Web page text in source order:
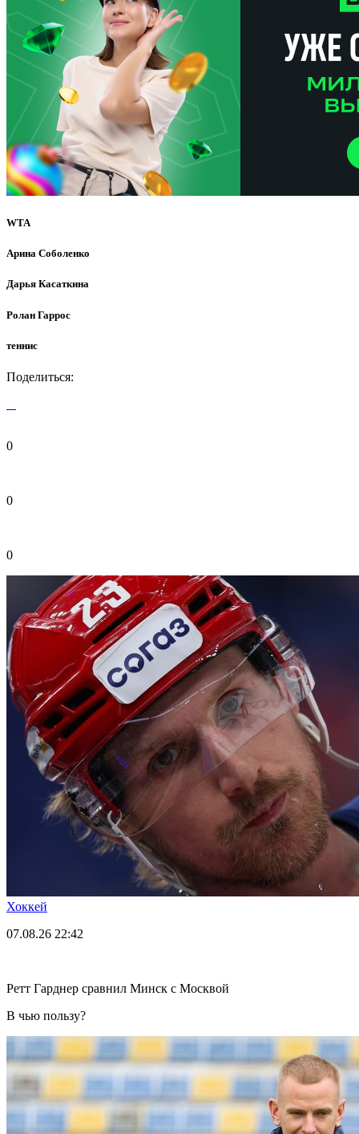
WTA
Арина Соболенко
Дарья Касаткина
Ролан Гаррос
теннис
Поделиться:
0
0
0
Хоккей
07.08.26 22:42
Ретт Гарднер сравнил Минск с Москвой
В чью пользу?